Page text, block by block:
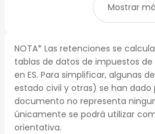
Mostrar
NOTA* Las retenciones se
tablas de datos de impuestos
en ES. Para simplificar, algunas
estado civil y otras) se han dado
documento no representa
únicamente se podrá utilizar
orientativa.